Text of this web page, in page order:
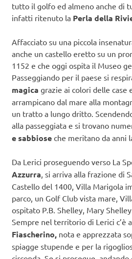
tutto il golfo ed almeno anche di
infatti ritenuto la Perla della
Affacciato su una piccola
anche un castello eretto su un
1152 e che oggi ospita il Museo
Passeggiando per il paese si
magica grazie ai colori delle case
arrampicano dal mare alla
un tratto a lungo dritto.
alla passeggiata e si trovano
e sabbiose che meritano da anni
Da Lerici proseguendo verso La
Azzurra , si arriva alla frazione di
Castello del 1400, Villa Marigola
parco, un Golf Club vista mare,
ospitato P.B. Shelley, Mary
Sempre nel territorio di Lerici c’è
Fiascherino, nota e apprezzata
spiagge stupende e per la